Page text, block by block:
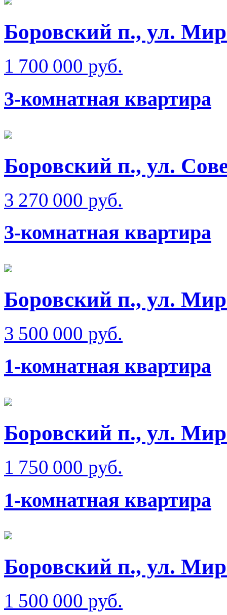
Боровский п., ул.
1 700 000 руб.
3-комнатная квартира
Боровский п., ул.
3 270 000 руб.
3-комнатная квартира
Боровский п., ул.
3 500 000 руб.
1-комнатная квартира
Боровский п., ул.
1 750 000 руб.
1-комнатная квартира
Боровский п., ул.
1 500 000 руб.